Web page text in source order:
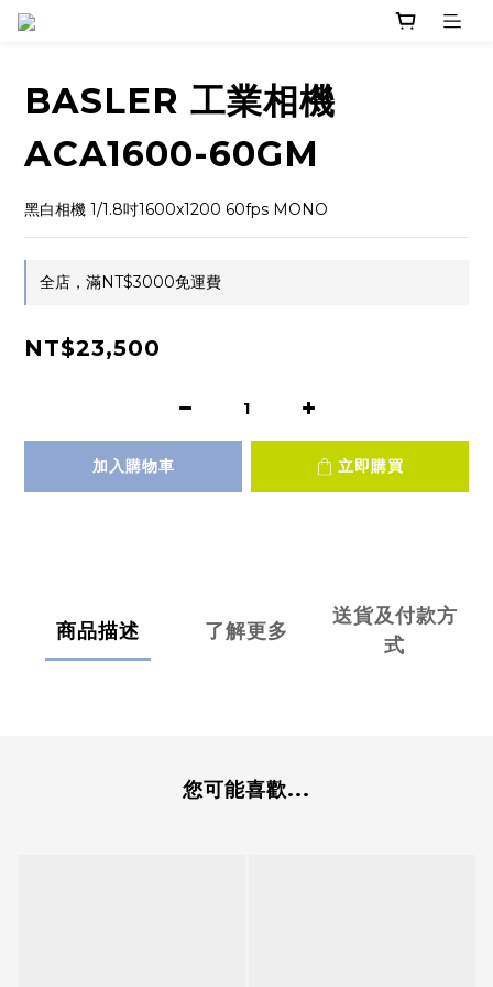
BASLER 工業相機
ACA1600-60GM
黑白相機 1/1.8吋1600x1200 60fps MONO
全店，滿NT$3000免運費
NT$23,500
加入購物車 立即購買
商品描述 了解更多
送貨及付款方
式
您可能喜歡...